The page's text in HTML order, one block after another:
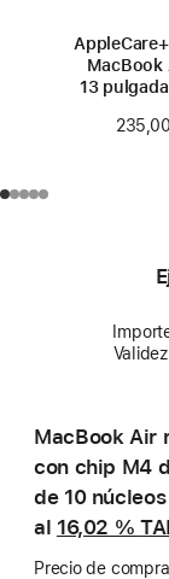
MacBook
13
MacBook Air
con chip M4
de 10
al 16,02 %
Precio de compra